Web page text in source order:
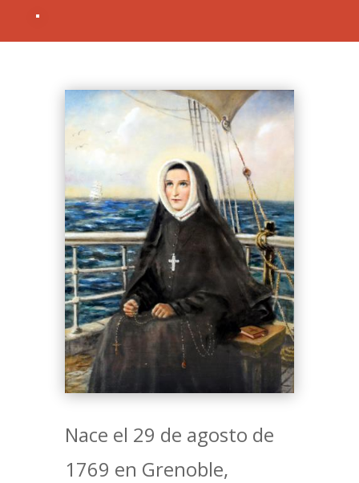
Nace el 29 de agosto de
1769 en Grenoble,